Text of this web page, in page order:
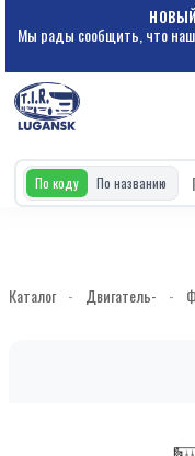
Мы рады сообщить, что
По коду По названию
Каталог - Двигатель- -